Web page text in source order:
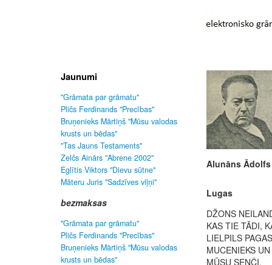
Jaunumi
"Grāmata par grāmatu"
Pličs Ferdinands "Precības"
Bruņenieks Mārtiņš "Mūsu valodas
krusts un bēdas"
"Tas Jauns Testaments"
Zelčs Ainārs "Abrene 2002"
Eglītis Viktors "Dievu sūtne"
Māteru Juris "Sadzīves viļņi"
bezmaksas
"Grāmata par grāmatu"
Pličs Ferdinands "Precības"
Bruņenieks Mārtiņš "Mūsu valodas
krusts un bēdas"
Alunāns Ādolfs
Lugas
DŽONS
KAS TIE TĀDI,
LIELPILS
MUCENIEKS
MŪSU SENČI.